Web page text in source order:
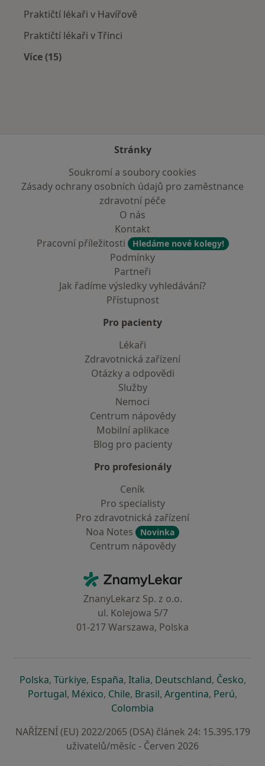
Praktičtí lékaři v Havířově
Praktičtí lékaři v Třinci
Více (15)
Stránky
Soukromí a soubory cookies
Zásady ochrany osobních údajů pro zaměstnance
zdravotní péče
O nás
Kontakt
Pracovní příležitosti
Hledáme nové kolegy!
Podmínky
Partneři
Jak řadíme výsledky vyhledávání?
Přístupnost
Pro pacienty
Lékaři
Zdravotnická zařízení
Otázky a odpovědi
Služby
Nemoci
Centrum nápovědy
Mobilní aplikace
Blog pro pacienty
Pro profesionály
Ceník
Pro specialisty
Pro zdravotnická zařízení
Noa Notes
Novinka
Centrum nápovědy
ZnamyLekar - Hlavní stránka
ZnanyLekarz Sp. z o.o.
ul. Kolejowa 5/7
01-217 Warszawa, Polska
Polskase otevře v nové záložce
, Türkiyese otevře v nové záložce
, Españase otevře v nové záložce
, Italiase otevře v nové záložce
, Deutschlandse otevře v
, Českose
,
Portugalse otevře v nové záložce
, Méxicose otevře v nové záložce
, Chilese otevře v nové záložce
, Brasilse otevře v nové
, Argentinase otevře v
, Perúse
,
Colombia
NAŘÍZENÍ (EU) 2022/2065 (DSA) článek 24: 15.395.179
uživatelů/měsíc - Červen 2026